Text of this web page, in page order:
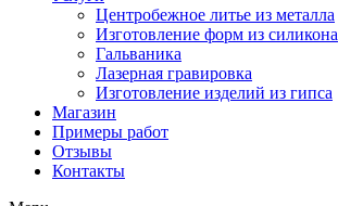
Центробежное литье из металла
Изготовление форм из силикона
Гальваника
Лазерная гравировка
Изготовление изделий из гипса
Магазин
Примеры работ
Отзывы
Контакты